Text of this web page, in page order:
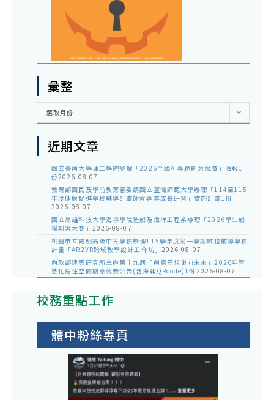
彙整
彙
選取月份
近期文章
國立臺南大學理工學院辦理「2026全國AI專題創意競賽」海報1
份2026-08-07
教育部國民及學前教育署委請國立臺灣師範大學辦理「114至115
年度健康促進學校輔導計畫師資專業成長研習」實施計畫1份
2026-08-07
國立高雄科技大學海事學院造船及海洋工程系辦理「2026學生船
模創客大賽」 2026-08-07
桃園市立陽明高級中等學校辦理115學年度第一學期數位前導學校
計畫「AR2VR跨域教學設計工作坊」 2026-08-07
內政部建築研究所主辦第十九屆「創意狂想巢向未來」2026年智
慧化居住空間創意競賽公告(含海報QRcode)1份2026-08-07
校務重點工作
體中粉絲專頁